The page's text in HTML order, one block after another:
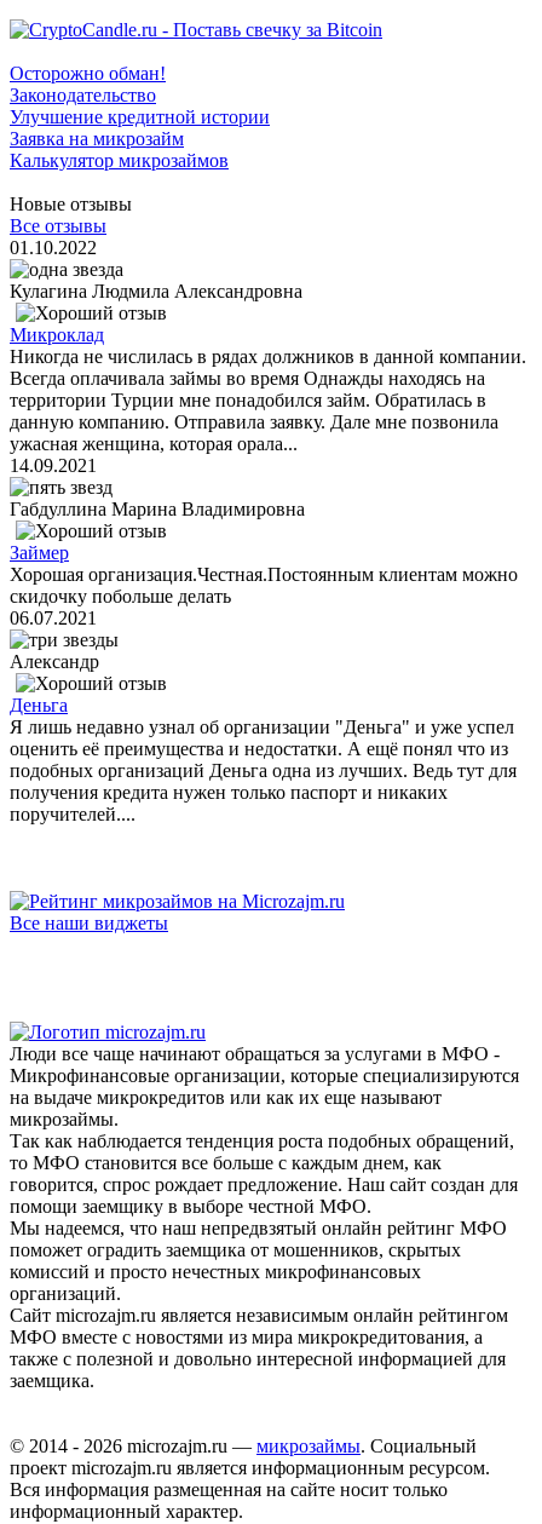
Осторожно обман!
Законодательство
Улучшение кредитной истории
Заявка на микрозайм
Калькулятор микрозаймов
Новые отзывы
Все отзывы
01.10.2022
Кулагина Людмила Александровна
Микроклад
Никогда не числилась в рядах должников в данной компании.
Всегда оплачивала займы во время Однажды находясь на
территории Турции мне понадобился займ. Обратилась в
данную компанию. Отправила заявку. Дале мне позвонила
ужасная женщина, которая орала...
14.09.2021
Габдуллина Марина Владимировна
Займер
Хорошая организация.Честная.Постоянным клиентам можно
скидочку побольше делать
06.07.2021
Александр
Деньга
Я лишь недавно узнал об организации "Деньга" и уже успел
оценить её преимущества и недостатки. А ещё понял что из
подобных организаций Деньга одна из лучших. Ведь тут для
получения кредита нужен только паспорт и никаких
поручителей....
Все наши виджеты
Люди все чаще начинают обращаться за услугами в МФО -
Микрофинансовые организации, которые специализируются
на выдаче микрокредитов или как их еще называют
микрозаймы.
Так как наблюдается тенденция роста подобных обращений,
то МФО становится все больше с каждым днем, как
говорится, спрос рождает предложение. Наш сайт создан для
помощи заемщику в выборе честной МФО.
Мы надеемся, что наш непредвзятый онлайн рейтинг МФО
поможет оградить заемщика от мошенников, скрытых
комиссий и просто нечестных микрофинансовых
организаций.
Сайт microzajm.ru является независимым онлайн рейтингом
МФО вместе с новостями из мира микрокредитования, а
также с полезной и довольно интересной информацией для
заемщика.
© 2014 - 2026 microzajm.ru — микрозаймы. Социальный
проект microzajm.ru является информационным ресурсом.
Вся информация размещенная на сайте носит только
информационный характер.